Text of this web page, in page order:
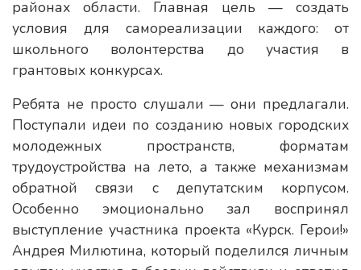
районах области. Главная цель — создать
условия для самореализации каждого: от
школьного волонтерства до участия в
грантовых конкурсах.
Ребята не просто слушали — они предлагали.
Поступали идеи по созданию новых городских
молодежных пространств, форматам
трудоустройства на лето, а также механизмам
обратной связи с депутатским корпусом.
Особенно эмоционально зал воспринял
выступление участника проекта «Курск. Герои!»
Андрея Милютина, который поделился личным